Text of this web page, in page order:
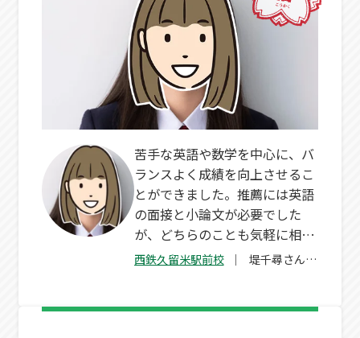
苦手な英語や数学を中心に、バ
ランスよく成績を向上させるこ
とができました。推薦には英語
の面接と小論文が必要でした
が、どちらのことも気軽に相談
できて良かったです。
西鉄久留米駅前校
堤千尋さん